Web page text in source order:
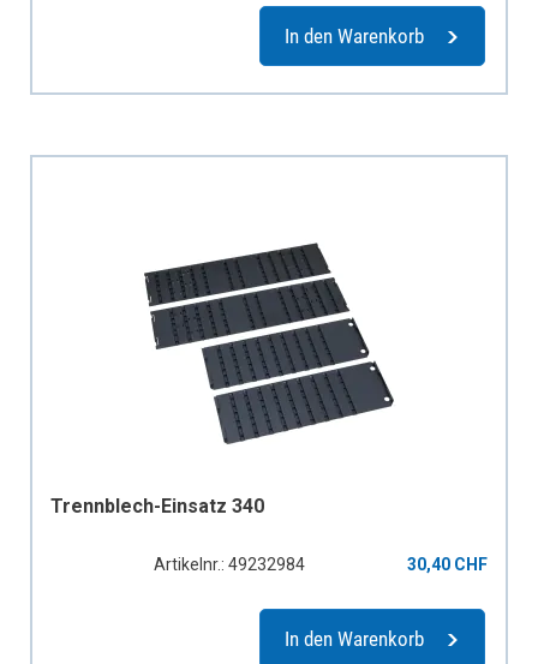
In den Warenkorb
Trennblech-Einsatz 340
Artikelnr.: 49232984 30,40 CHF
In den Warenkorb